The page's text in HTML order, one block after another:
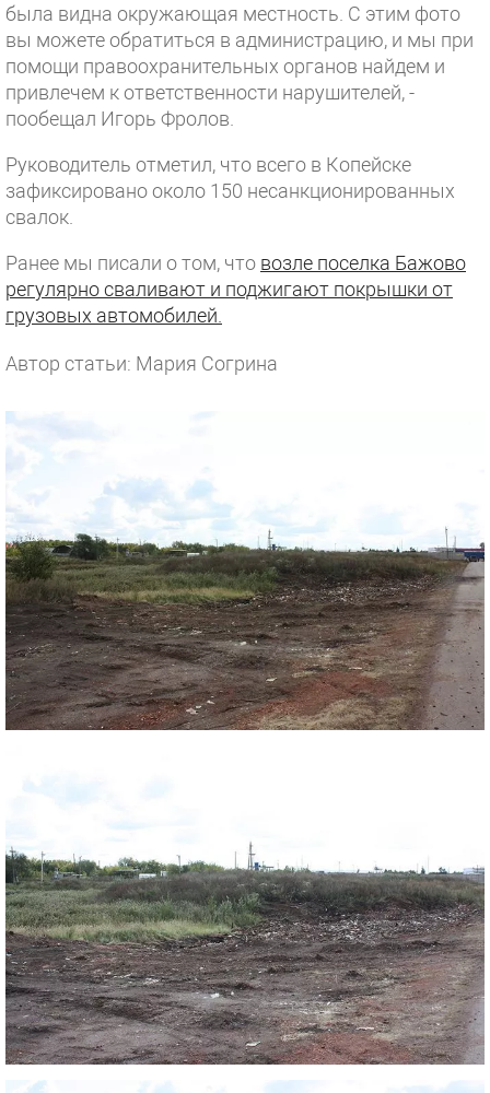
была видна окружающая местность. С этим фото
вы можете обратиться в администрацию, и мы при
помощи правоохранительных органов найдем и
привлечем к ответственности нарушителей, -
пообещал Игорь Фролов.
Руководитель отметил, что всего в Копейске
зафиксировано около 150 несанкционированных
свалок.
Ранее мы писали о том, что возле поселка Бажово
регулярно сваливают и поджигают покрышки от
грузовых автомобилей.
Автор статьи: Мария Согрина